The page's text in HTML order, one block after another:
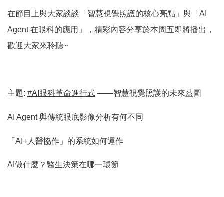
在節目上與大家談談「智慧視覺照護的核心亮點」與「AI
Agent 在眼科的應用」，精彩內容分享於本周五即將播出，
歡迎大家來聆聽~
主題: #AI眼科革命進行式 ——智慧視覺照護的未來藍圖
AI Agent 與傳統眼底影像分析有何不同
「AI+人醫協作」的系統如何運作
AI做什麼？醫生決策在哪一環節